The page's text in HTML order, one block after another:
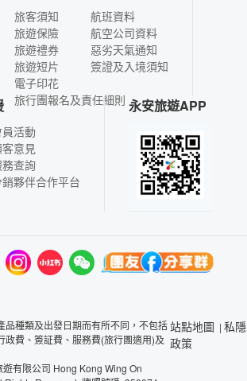
旅客須知
旅遊保險
旅遊禮券
旅遊短片
電子印花
航班資料
航空公司資料
惡劣天氣通知
簽證及入境須知
旅行團報名及責任細則
員活動
意見
務查詢
銷夥伴合作平台
永安旅遊APP
品種類及出發日期而有所不同，不包括
政費、簽証費、服務費(旅行團適用)及
有限公司 Hong Kong Wing On
站點地圖 | 私隱
政策